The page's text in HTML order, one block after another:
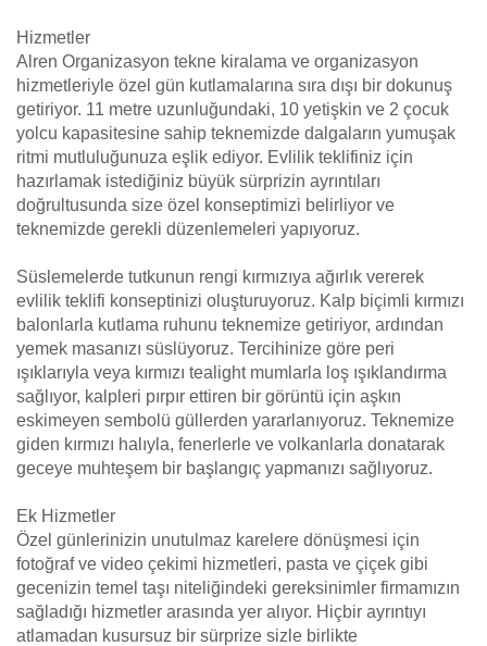
Hizmetler
Alren Organizasyon tekne kiralama ve organizasyon
hizmetleriyle özel gün kutlamalarına sıra dışı bir dokunuş
getiriyor. 11 metre uzunluğundaki, 10 yetişkin ve 2 çocuk
yolcu kapasitesine sahip teknemizde dalgaların yumuşak
ritmi mutluluğunuza eşlik ediyor. Evlilik teklifiniz için
hazırlamak istediğiniz büyük sürprizin ayrıntıları
doğrultusunda size özel konseptimizi belirliyor ve
teknemizde gerekli düzenlemeleri yapıyoruz.
Süslemelerde tutkunun rengi kırmızıya ağırlık vererek
evlilik teklifi konseptinizi oluşturuyoruz. Kalp biçimli kırmızı
balonlarla kutlama ruhunu teknemize getiriyor, ardından
yemek masanızı süslüyoruz. Tercihinize göre peri
ışıklarıyla veya kırmızı tealight mumlarla loş ışıklandırma
sağlıyor, kalpleri pırpır ettiren bir görüntü için aşkın
eskimeyen sembolü güllerden yararlanıyoruz. Teknemize
giden kırmızı halıyla, fenerlerle ve volkanlarla donatarak
geceye muhteşem bir başlangıç yapmanızı sağlıyoruz.
Ek Hizmetler
Özel günlerinizin unutulmaz karelere dönüşmesi için
fotoğraf ve video çekimi hizmetleri, pasta ve çiçek gibi
gecenizin temel taşı niteliğindeki gereksinimler firmamızın
sağladığı hizmetler arasında yer alıyor. Hiçbir ayrıntıyı
atlamadan kusursuz bir sürprize sizle birlikte